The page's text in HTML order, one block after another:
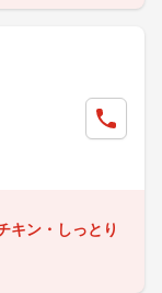
キン・しっとり